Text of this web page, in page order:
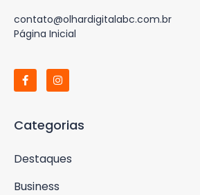
contato@olhardigitalabc.com.br
Página Inicial
Categorias
Destaques
Business